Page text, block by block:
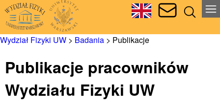
Wydział Fizyki UW > Badania > Publikacje
Publikacje pracowników
Wydziału Fizyki UW